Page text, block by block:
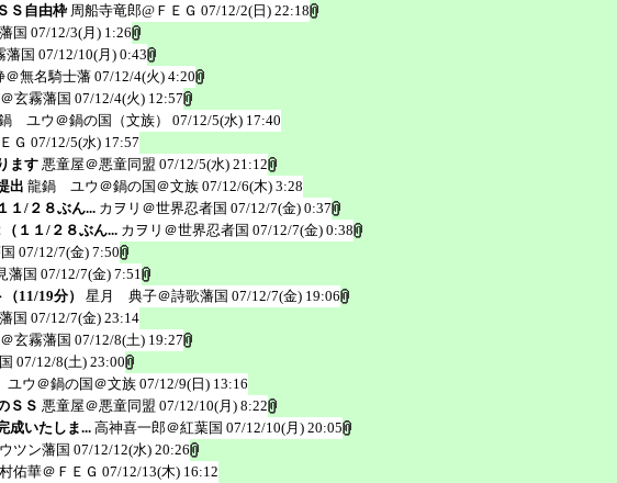
Ｓ自由枠 周船寺竜郎@ＦＥＧ 07/12/2(日) 22:18
国 07/12/3(月) 1:26
藩国 07/12/10(月) 0:43
＠無名騎士藩 07/12/4(火) 4:20
玄霧藩国 07/12/4(火) 12:57
ユウ＠鍋の国（文族）
07/12/5(水) 17:40
Ｇ 07/12/5(水) 17:57
ます 悪童屋＠悪童同盟 07/12/5(水) 21:12
出 龍鍋 ユウ＠鍋の国＠文族 07/12/6(木) 3:28
１/２８ぶん... カヲリ＠世界忍者国 07/12/7(金) 0:37
１１/２８ぶん... カヲリ＠世界忍者国 07/12/7(金) 0:38
07/12/7(金) 7:50
藩国 07/12/7(金) 7:51
11/19分）
星月 典子＠詩歌藩国 07/12/7(金) 19:06
国 07/12/7(金) 23:14
玄霧藩国 07/12/8(土) 19:27
07/12/8(土) 23:00
ウ＠鍋の国＠文族 07/12/9(日) 13:16
ＳＳ 悪童屋＠悪童同盟 07/12/10(月) 8:22
成いたしま...高神喜一郎＠紅葉国 07/12/10(月) 20:05
ツン藩国 07/12/12(水) 20:26
佑華＠ＦＥＧ 07/12/13(木) 16:12